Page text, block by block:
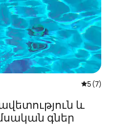
Միջին
5 (7)
և
գներ